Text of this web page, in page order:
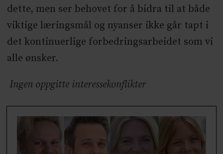
dette, men ser behovet for å bidra til at både
viktige læringsmål og nyanser ikke går tapt i
det kontinuerlige forbedringsarbeidet som vi
alle ønsker.
Ingen oppgitte interessekonflikter